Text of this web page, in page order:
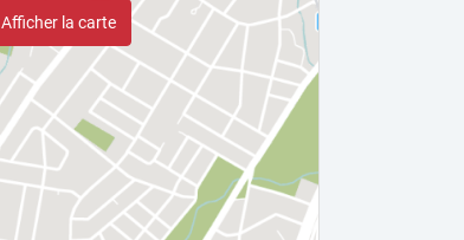
Afficher la carte